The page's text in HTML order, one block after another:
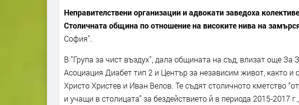
Неправителствени организации и адвокати заведоха
Столичната община по отношение на високите нива на
София".
В "Група за чист въздух", дала общината на съд, влизат още За
Асоциация Диабет тип 2 и Център за независим живот, както и
Христо Христев и Иван Велов. Те съдят столичното кметство
и учащи в столицата” за бездействието й в периода 2015-2017